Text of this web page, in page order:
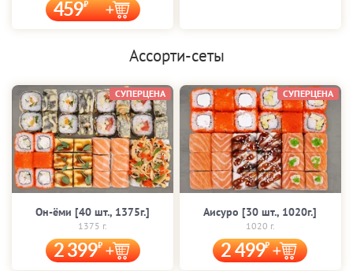
459
Ассорти-сеты
Он-ёми [40 шт., 1375г.]
1375 г.
2 399
СУПЕРЦЕНА
Аисуро [30 шт., 1020г.]
1020 г.
2 499
СУПЕРЦЕНА